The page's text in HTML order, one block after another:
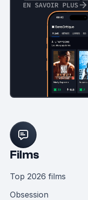
EN SAVOIR PLUS
Films
Top 2026 films
Obsession